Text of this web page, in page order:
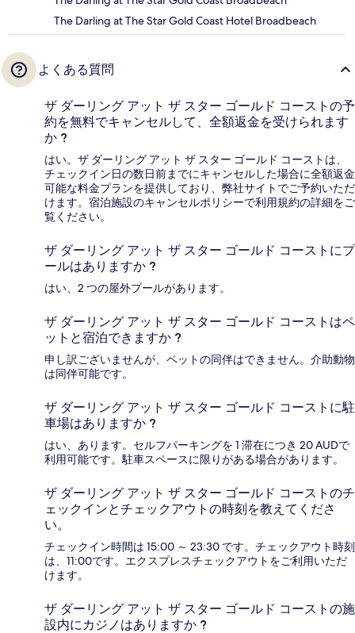
The Darling at The Star Gold Coast Hotel Broadbeach
よくある質問
ザ ダーリング アット ザ スター ゴールド コーストの予
約を無料でキャンセルして、全額返金を受けられます
か ?
はい。ザ ダーリング アット ザ スター ゴールド コーストは、
チェックイン日の数日前までにキャンセルした場合に全額返金
可能な料金プランを提供しており、弊社サイトでご予約いただ
けます。宿泊施設のキャンセルポリシーで利用規約の詳細をご
覧ください。
ザ ダーリング アット ザ スター ゴールド コーストにプ
ールはありますか ?
はい、2 つの屋外プールがあります。
ザ ダーリング アット ザ スター ゴールド コーストはペ
ットと宿泊できますか ?
申し訳ございませんが、ペットの同伴はできません。介助動物
は同伴可能です。
ザ ダーリング アット ザ スター ゴールド コーストに駐
車場はありますか ?
はい、あります。セルフパーキングを 1 滞在につき 20 AUDで
利用可能です。駐車スペースに限りがある場合があります。
ザ ダーリング アット ザ スター ゴールド コーストのチ
ェックインとチェックアウトの時刻を教えてくださ
い。
チェックイン時間は 15:00 ～ 23:30 です。チェックアウト時刻
は、11:00です。エクスプレスチェックアウトをご利用いただ
けます。
ザ ダーリング アット ザ スター ゴールド コーストの施
設内にカジノはありますか ?